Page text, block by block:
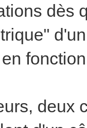
dès
deux